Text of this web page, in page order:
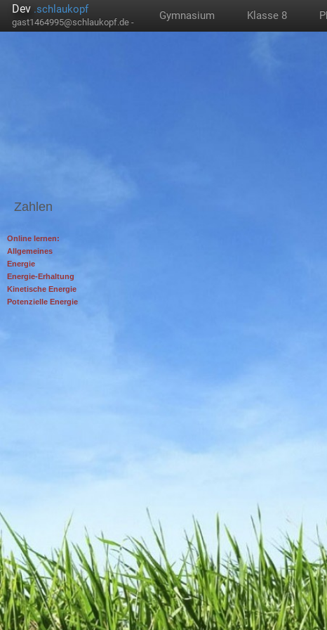
Dev .schlaukopf
gast1464995@schlaukopf.de -
Gymnasium Klasse 8
Zahlen
Online lernen:
Allgemeines
Energie
Energie-Erhaltung
Kinetische Energie
Potenzielle Energie